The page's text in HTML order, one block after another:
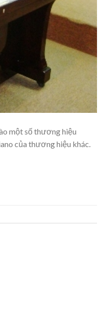
một số thương hiệu
của thương hiệu khác.